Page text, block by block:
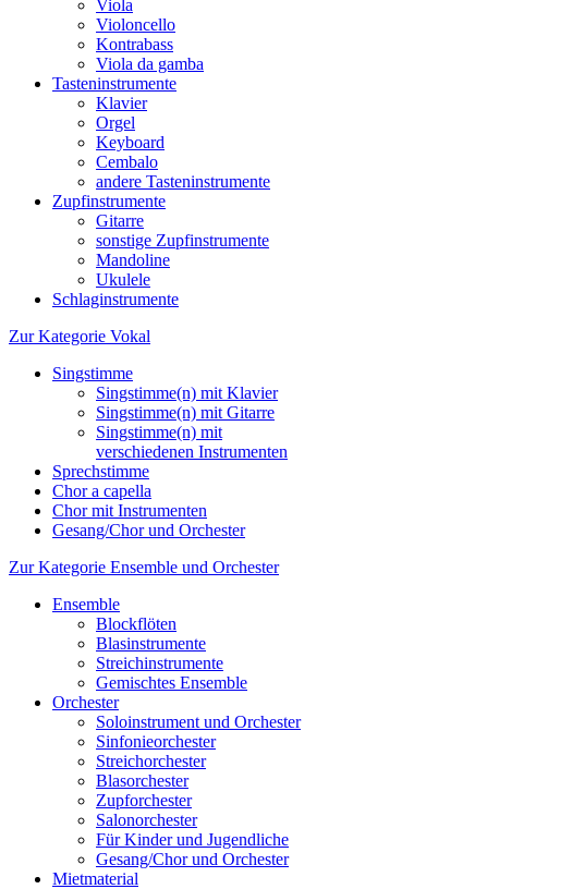
Viola
Violoncello
Kontrabass
Viola da gamba
Tasteninstrumente
Klavier
Orgel
Keyboard
Cembalo
andere Tasteninstrumente
Zupfinstrumente
Gitarre
sonstige Zupfinstrumente
Mandoline
Ukulele
Schlaginstrumente
Zur Kategorie Vokal
Singstimme
Singstimme(n) mit Klavier
Singstimme(n) mit Gitarre
Singstimme(n) mit
verschiedenen Instrumenten
Sprechstimme
Chor a capella
Chor mit Instrumenten
Gesang/Chor und Orchester
Zur Kategorie Ensemble und Orchester
Ensemble
Blockflöten
Blasinstrumente
Streichinstrumente
Gemischtes Ensemble
Orchester
Soloinstrument und Orchester
Sinfonieorchester
Streichorchester
Blasorchester
Zupforchester
Salonorchester
Für Kinder und Jugendliche
Gesang/Chor und Orchester
Mietmaterial